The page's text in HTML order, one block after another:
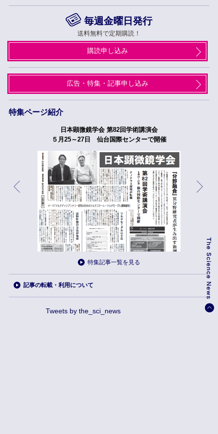
毎週金曜日発行
送料無料で定期購読！
購読申し込み
広告・特集・記事申し込み
特集ページ紹介
日本顕微鏡学会 第82回学術講演会
５月25～27日 仙台国際センターで開催
特集記事一覧を見る
記事の転載・利用について
Tweets by the_sci_news